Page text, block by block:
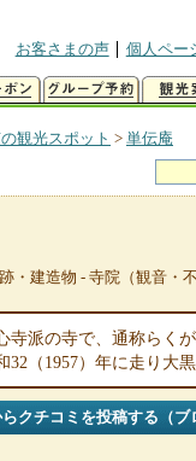
お客さまの声
個人ペー
観光スポット > 単伝庵
・建造物 - 寺院（観音・不
寺派の寺で、通称らく
32（1957）年に走り大
クチコミを投稿する（ブ